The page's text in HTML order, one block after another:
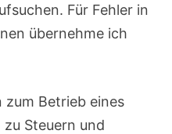
Für Fehler in
übernehme ich
zum Betrieb eines
Steuern und